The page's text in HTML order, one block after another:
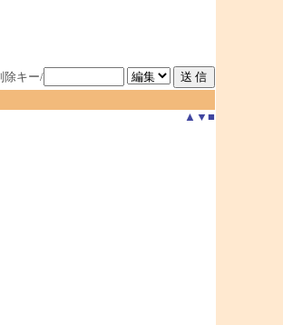
除キー/
▲ ▼ ■